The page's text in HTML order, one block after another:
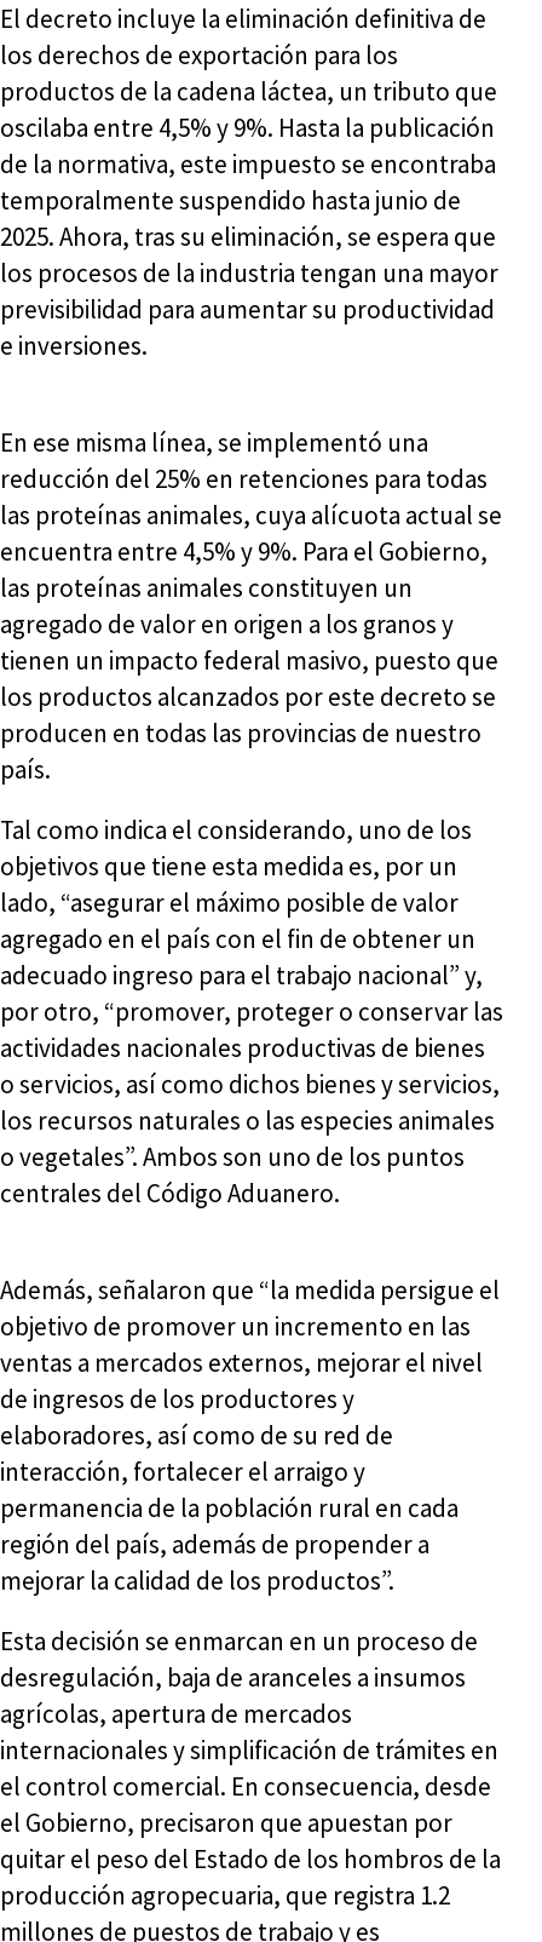
El decreto incluye la eliminación definitiva de
los derechos de exportación para los
productos de la cadena láctea, un tributo que
oscilaba entre 4,5% y 9%. Hasta la publicación
de la normativa, este impuesto se encontraba
temporalmente suspendido hasta junio de
2025. Ahora, tras su eliminación, se espera que
los procesos de la industria tengan una mayor
previsibilidad para aumentar su productividad
e inversiones.
En ese misma línea, se implementó una
reducción del 25% en retenciones para todas
las proteínas animales, cuya alícuota actual se
encuentra entre 4,5% y 9%. Para el Gobierno,
las proteínas animales constituyen un
agregado de valor en origen a los granos y
tienen un impacto federal masivo, puesto que
los productos alcanzados por este decreto se
producen en todas las provincias de nuestro
país.
Tal como indica el considerando, uno de los
objetivos que tiene esta medida es, por un
lado, “asegurar el máximo posible de valor
agregado en el país con el fin de obtener un
adecuado ingreso para el trabajo nacional” y,
por otro, “promover, proteger o conservar las
actividades nacionales productivas de bienes
o servicios, así como dichos bienes y servicios,
los recursos naturales o las especies animales
o vegetales”. Ambos son uno de los puntos
centrales del Código Aduanero.
Además, señalaron que “la medida persigue el
objetivo de promover un incremento en las
ventas a mercados externos, mejorar el nivel
de ingresos de los productores y
elaboradores, así como de su red de
interacción, fortalecer el arraigo y
permanencia de la población rural en cada
región del país, además de propender a
mejorar la calidad de los productos”.
Esta decisión se enmarcan en un proceso de
desregulación, baja de aranceles a insumos
agrícolas, apertura de mercados
internacionales y simplificación de trámites en
el control comercial. En consecuencia, desde
el Gobierno, precisaron que apuestan por
quitar el peso del Estado de los hombros de la
producción agropecuaria, que registra 1.2
millones de puestos de trabajo y es